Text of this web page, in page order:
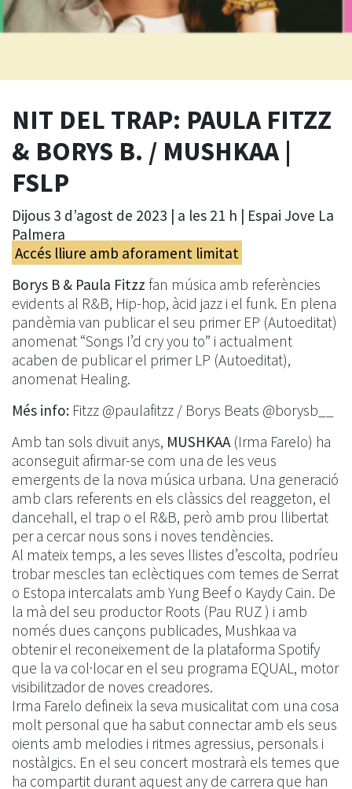
NIT DEL TRAP: PAULA FITZZ
& BORYS B. / MUSHKAA |
FSLP
Dijous 3 d’agost de 2023 | a les 21 h | Espai Jove La
Palmera
Accés lliure amb aforament limitat
Borys B & Paula Fitzz fan música amb referències
evidents al R&B, Hip-hop, àcid jazz i el funk. En plena
pandèmia van publicar el seu primer EP (Autoeditat)
anomenat “Songs I’d cry you to” i actualment
acaben de publicar el primer LP (Autoeditat),
anomenat Healing.
Més info: Fitzz @paulafitzz / Borys Beats @borysb__
Amb tan sols divuit anys, MUSHKAA (Irma Farelo) ha
aconseguit afirmar-se com una de les veus
emergents de la nova música urbana. Una generació
amb clars referents en els clàssics del reaggeton, el
dancehall, el trap o el R&B, però amb prou llibertat
per a cercar nous sons i noves tendències.
Al mateix temps, a les seves llistes d’escolta, podríeu
trobar mescles tan eclèctiques com temes de Serrat
o Estopa intercalats amb Yung Beef o Kaydy Cain. De
la mà del seu productor Roots (Pau RUZ ) i amb
només dues cançons publicades, Mushkaa va
obtenir el reconeixement de la plataforma Spotify
que la va col·locar en el seu programa EQUAL, motor
visibilitzador de noves creadores.
Irma Farelo defineix la seva musicalitat com una cosa
molt personal que ha sabut connectar amb els seus
oients amb melodies i ritmes agressius, personals i
nostàlgics. En el seu concert mostrarà els temes que
ha compartit durant aquest any de carrera que han